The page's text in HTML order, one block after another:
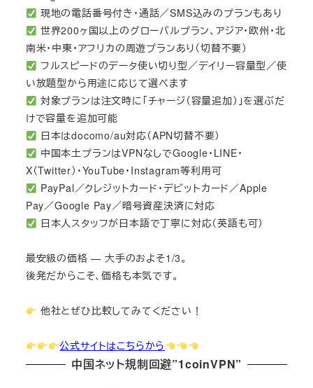
現地の電話番号付き・通話／SMS込みのプランもあり
世界200ヶ国以上のグローバルプラン、アジア・欧州・北
南米・中東・アフリカの周遊プランあり（切替不要）
フルスピードのデータ使い切り型／デイリー容量型／使
い放題型から用途に応じて選べます
対象プランは注文時に「チャージ（容量追加）」を選ぶだ
けで容量を追加可能
日本はdocomo/au対応（APN切替不要）
中国本土プランはVPNなしでGoogle・LINE・
X（Twitter）・YouTube・Instagram等利用可
PayPal／クレジットカード・デビットカード／Apple
Pay／Google Pay／暗号資産決済に対応
日本人スタッフが日本語で丁寧に対応（英語も可）
最安級の価格 — 大手のおよそ1/3。
後発だからこそ、価格も本気です。
他社とぜひ比較してみてください！
公式サイトはこちらから
中国ネット規制回避”1coinVPN”